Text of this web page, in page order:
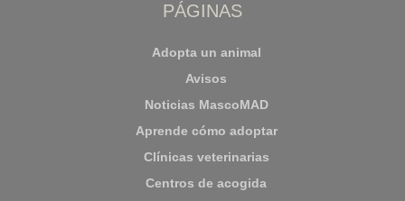
PÁGINAS
Adopta un animal
Avisos
Noticias MascoMAD
Aprende cómo adoptar
Clínicas veterinarias
Centros de acogida